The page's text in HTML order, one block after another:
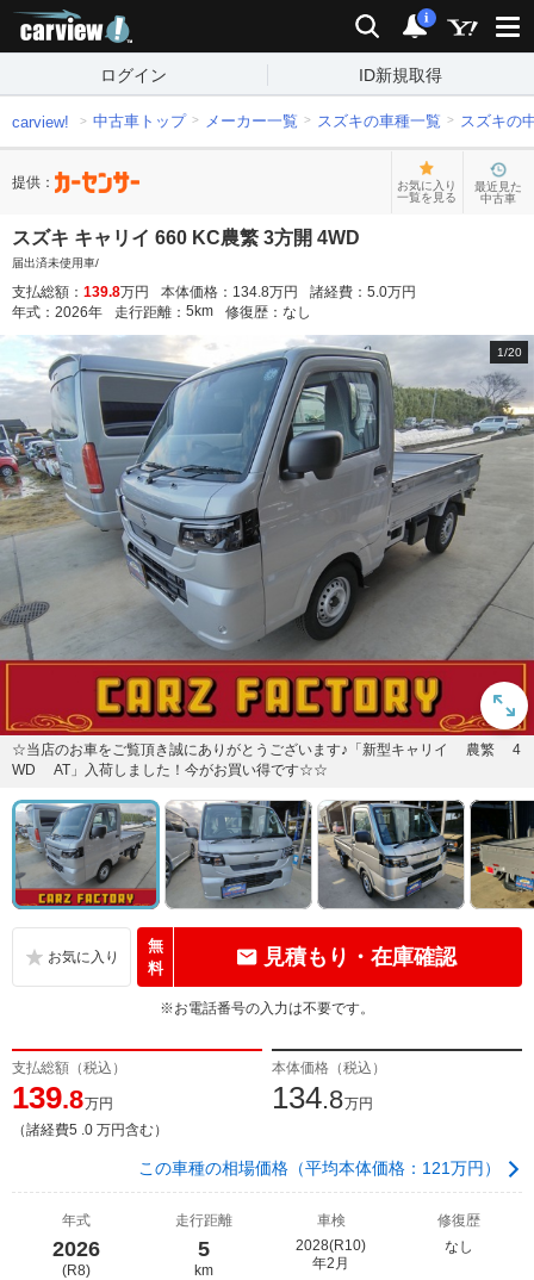
検索 通知
i
ログイン ID新規取得
carview! 中古車トップ メーカー一覧 スズキの車種一覧 スズキの
提供：
お気に入り
一覧を見る
最近見た
中古車
スズキ キャリイ 660 KC農繁 3方開 4WD
届出済未使用車/
支払総額： 139.8万円 本体価格： 134.8万円 諸経費： 5.0万円
年式： 2026年 走行距離： 5 km 修復歴： なし
1/20
☆当店のお車をご覧頂き誠にありがとうございます♪「新型キャリイ 農繁 4
WD AT」入荷しました！今がお買い得です☆☆
無
料
見積もり・在庫確認
※お電話番号の入力は不要です。
支払総額（税込）
139.8万円
（諸経費5 .0 万円含む）
本体価格（税込）
134.8万円
この車種の相場価格（平均本体価格：121万円）
年式
2026
(R8)
走行距離
5
km
車検
2028(R10)
年2月
修復歴
なし